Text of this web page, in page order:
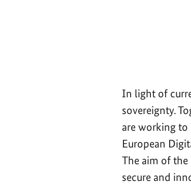
In light of
sovereignty.
are working to
European
The aim of
secure and